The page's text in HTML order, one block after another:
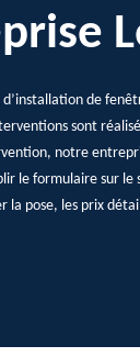
de
sont
notre
le formulaire sur
la pose, les prix